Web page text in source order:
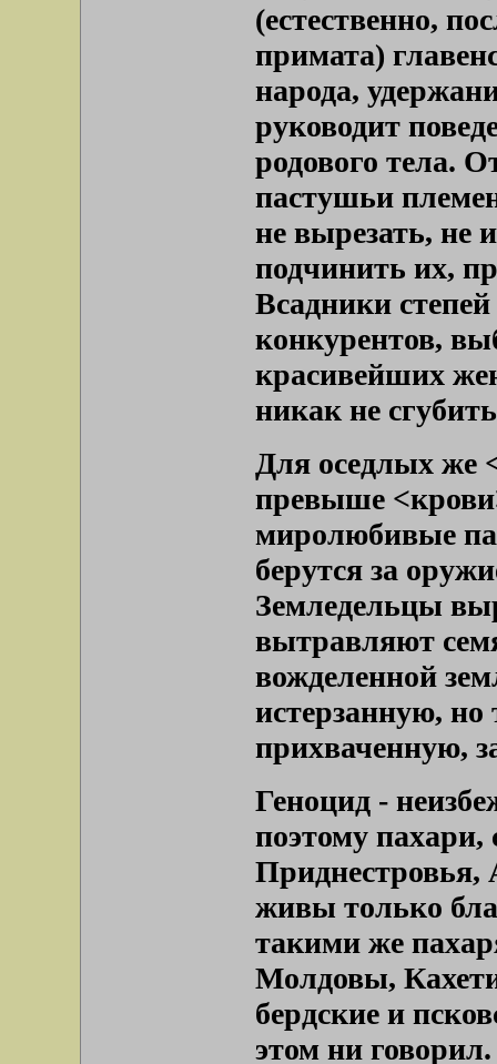
(естественно,
примата)
народа,
руководит
родового тела.
пастушьи
не вырезать, не
подчинить их,
Всадники
конкурентов,
красивейших
никак не
Для оседлых же
превыше
миролюбивые
берутся за
Земледельцы
вытравляют
вожделенной
истерзанную, но
прихваченную,
Геноцид -
поэтому пахари,
Приднестровья,
живы только
такими же
Молдовы,
бердские и
этом ни говорил.